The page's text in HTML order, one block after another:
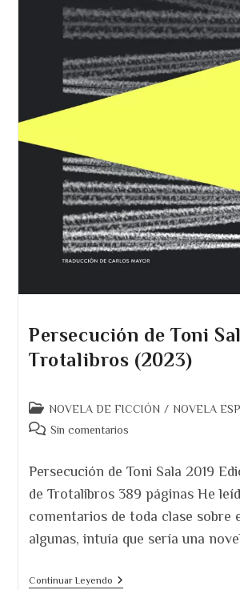
Persecución de Toni
Trotalibros (2023)
Categoría
de
NOVELA DE FICCIÓN / NOVELA
Comentarios
entrada:
Sin comentarios
Persecución de Toni Sala 2019
de Trotalibros 389 páginas He
comentarios de toda clase sobre
algunas, intuía que sería una
Continuar LeyendoPersecución